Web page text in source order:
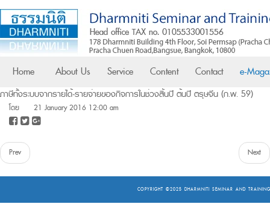
Home About Us Service Content Contact e-
ภาษีทั้งระบบจากรายได้-รายจ่ายของกิจการในช่วงสิ้นปี ต้นปี ตรุษจีน (ก.พ. 59)
โดย 21 January 2016 12:00 am
Prev Next
COPYRIGHT ©2025 DHARMNITI SEMINAR AND